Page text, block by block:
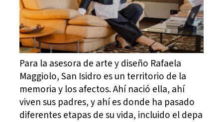
Para la asesora de arte y diseño Rafaela
Maggiolo, San Isidro es un territorio de la
memoria y los afectos. Ahí nació ella, ahí
viven sus padres, y ahí es donde ha pasado
diferentes etapas de su vida, incluido el depa